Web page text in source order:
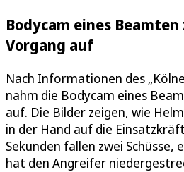
Bodycam eines
Vorgang auf
Nach Informationen des
nahm die Bodycam eines
auf. Die Bilder zeigen, wie
in der Hand auf die
Sekunden fallen zwei Schüsse,
hat den Angreifer